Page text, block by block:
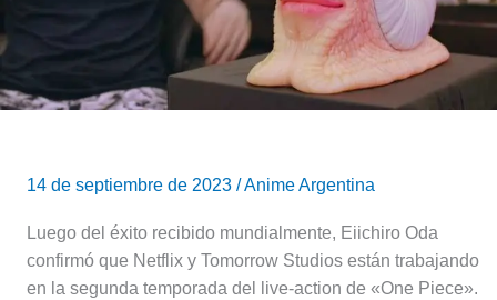
14 de septiembre de 2023 /Anime Argentina
Luego del éxito recibido mundialmente, Eiichiro Oda
confirmó que Netflix y Tomorrow Studios están trabajando
en la segunda temporada del live-action de «One Piece».
action
«One